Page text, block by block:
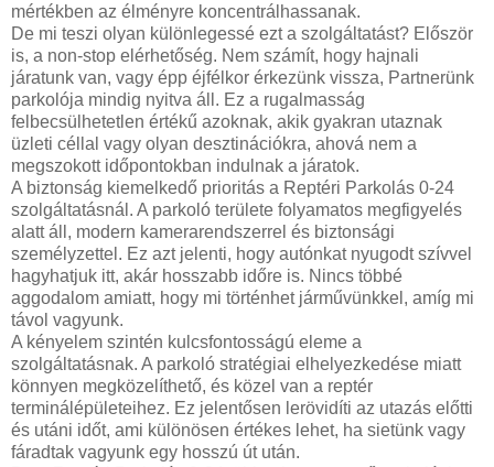
mértékben az élményre koncentrálhassanak.
De mi teszi olyan különlegessé ezt a szolgáltatást? Először
is, a non-stop elérhetőség. Nem számít, hogy hajnali
járatunk van, vagy épp éjfélkor érkezünk vissza, Partnerünk
parkolója mindig nyitva áll. Ez a rugalmasság
felbecsülhetetlen értékű azoknak, akik gyakran utaznak
üzleti céllal vagy olyan desztinációkra, ahová nem a
megszokott időpontokban indulnak a járatok.
A biztonság kiemelkedő prioritás a Reptéri Parkolás 0-24
szolgáltatásnál. A parkoló területe folyamatos megfigyelés
alatt áll, modern kamerarendszerrel és biztonsági
személyzettel. Ez azt jelenti, hogy autónkat nyugodt szívvel
hagyhatjuk itt, akár hosszabb időre is. Nincs többé
aggodalom amiatt, hogy mi történhet járművünkkel, amíg mi
távol vagyunk.
A kényelem szintén kulcsfontosságú eleme a
szolgáltatásnak. A parkoló stratégiai elhelyezkedése miatt
könnyen megközelíthető, és közel van a reptér
terminálépületeihez. Ez jelentősen lerövidíti az utazás előtti
és utáni időt, ami különösen értékes lehet, ha sietünk vagy
fáradtak vagyunk egy hosszú út után.